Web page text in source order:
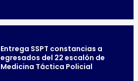
Entrega SSPT constancias a
egresados del 22 escalón de
Medicina Táctica Policial